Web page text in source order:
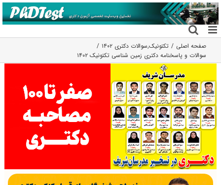
رفتن
به
محتوا
صفحه اصلی تکتونیک,سوالات دکتری ۱۴۰۲
سوالات و پاسخنامه دکتری زمین شناسی تکتونیک ۱۴۰۲